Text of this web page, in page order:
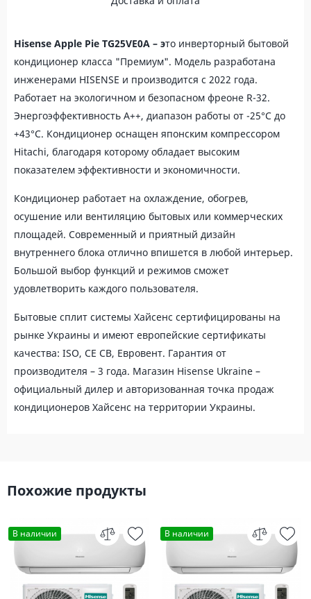
Hisense Apple Pie TG25VE0A – это инверторный бытовой
кондиционер класса "Премиум". Модель разработана
инженерами HISENSE и производится с 2022 года.
Работает на экологичном и безопасном фреоне R-32.
Энергоэффективность А++, диапазон работы от -25°С до
+43°С. Кондиционер оснащен японским компрессором
Hitachi, благодаря которому обладает высоким
показателем эффективности и экономичности.
Кондиционер работает на охлаждение, обогрев,
осушение или вентиляцию бытовых или коммерческих
площадей. Современный и приятный дизайн
внутреннего блока отлично впишется в любой интерьер.
Большой выбор функций и режимов сможет
удовлетворить каждого пользователя.
Бытовые сплит системы Хайсенс сертифицированы на
рынке Украины и имеют европейские сертификаты
качества: ISO, CE CB, Евровент. Гарантия от
производителя – 3 года. Магазин Hisense Ukraine –
официальный дилер и авторизованная точка продаж
кондиционеров Хайсенс на территории Украины.
Похожие продукты
В наличии В наличии